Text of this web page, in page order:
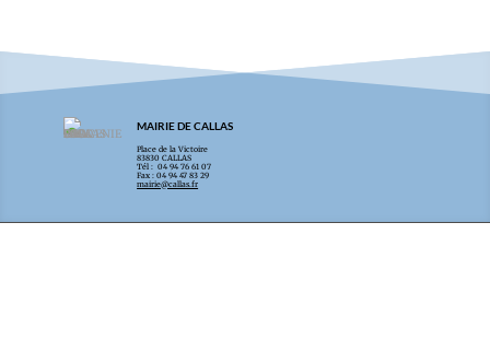
MAIRIE DE CALLAS
Place de la Victoire
83830 CALLAS
Tél : 04 94 76 61 07
Fax : 04 94 47 83 29
mairie@callas.fr